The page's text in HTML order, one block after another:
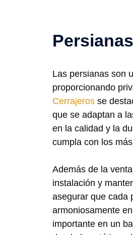
Las persianas son
proporcionando
Cerrajeros se
que se adaptan a
en la calidad y la
cumpla con los
Además de la
instalación y
asegurar que cada
armoniosamente
importante en un